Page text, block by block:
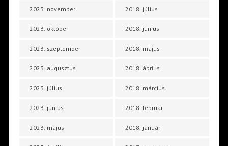
2023. november
2023. október
2023. szeptember
2023. augusztus
2023. július
2023. június
2023. május
2018. július
2018. június
2018. május
2018. április
2018. március
2018. február
2018. január